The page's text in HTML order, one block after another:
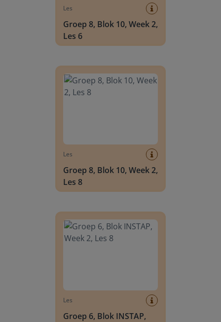
Les
Groep 8, Blok 10, Week 2,
Les 6
Les
Groep 8, Blok 10, Week 2,
Les 8
Les
Groep 6, Blok INSTAP,